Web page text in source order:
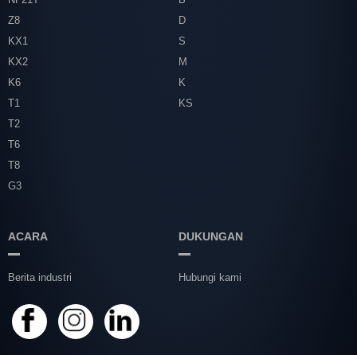
Z8
KX1
KX2
K6
T1
T2
T6
T8
G3
D
S
M
K
KS
ACARA
Berita industri
DUKUNGAN
Hubungi kami